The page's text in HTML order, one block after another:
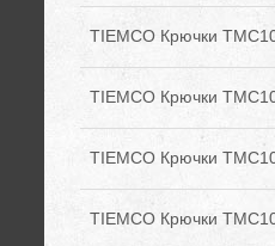
TIEMCO Крючки
TIEMCO Крючки
TIEMCO Крючки
TIEMCO Крючки